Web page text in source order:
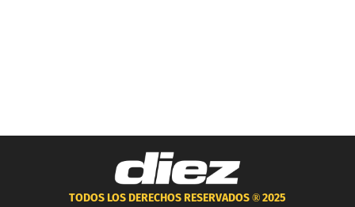
TODOS LOS DERECHOS RESERVADOS ®2025